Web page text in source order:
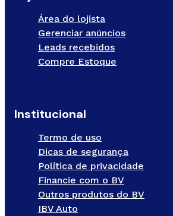
Área do lojista
Gerenciar anúncios
Leads recebidos
Compre Estoque
Institucional
Termo de uso
Dicas de segurança
Política de privacidade
Financie com o BV
Outros produtos do BV
IBV Auto